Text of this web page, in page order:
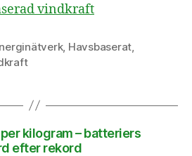
vindkraft
, Havsbaserat,
kilogram – batteriers
efter rekord